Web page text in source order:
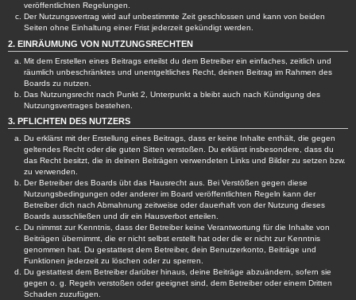
veröffentlichten Regelungen.
Der Nutzungsvertrag wird auf unbestimmte Zeit geschlossen und kann von beiden
Seiten ohne Einhaltung einer Frist jederzeit gekündigt werden.
2. EINRÄUMUNG VON NUTZUNGSRECHTEN
Mit dem Erstellen eines Beitrags erteilst du dem Betreiber ein einfaches, zeitlich und
räumlich unbeschränktes und unentgeltliches Recht, deinen Beitrag im Rahmen des
Boards zu nutzen.
Das Nutzungsrecht nach Punkt 2, Unterpunkt a bleibt auch nach Kündigung des
Nutzungsvertrages bestehen.
3. PFLICHTEN DES NUTZERS
Du erklärst mit der Erstellung eines Beitrags, dass er keine Inhalte enthält, die gegen
geltendes Recht oder die guten Sitten verstoßen. Du erklärst insbesondere, dass du
das Recht besitzt, die in deinen Beiträgen verwendeten Links und Bilder zu setzen bzw.
zu verwenden.
Der Betreiber des Boards übt das Hausrecht aus. Bei Verstößen gegen diese
Nutzungsbedingungen oder anderer im Board veröffentlichten Regeln kann der
Betreiber dich nach Abmahnung zeitweise oder dauerhaft von der Nutzung dieses
Boards ausschließen und dir ein Hausverbot erteilen.
Du nimmst zur Kenntnis, dass der Betreiber keine Verantwortung für die Inhalte von
Beiträgen übernimmt, die er nicht selbst erstellt hat oder die er nicht zur Kenntnis
genommen hat. Du gestattest dem Betreiber, dein Benutzerkonto, Beiträge und
Funktionen jederzeit zu löschen oder zu sperren.
Du gestattest dem Betreiber darüber hinaus, deine Beiträge abzuändern, sofern sie
gegen o. g. Regeln verstoßen oder geeignet sind, dem Betreiber oder einem Dritten
Schaden zuzufügen.